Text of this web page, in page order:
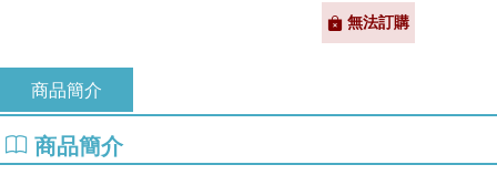
無法訂購
商品簡介
商品簡介